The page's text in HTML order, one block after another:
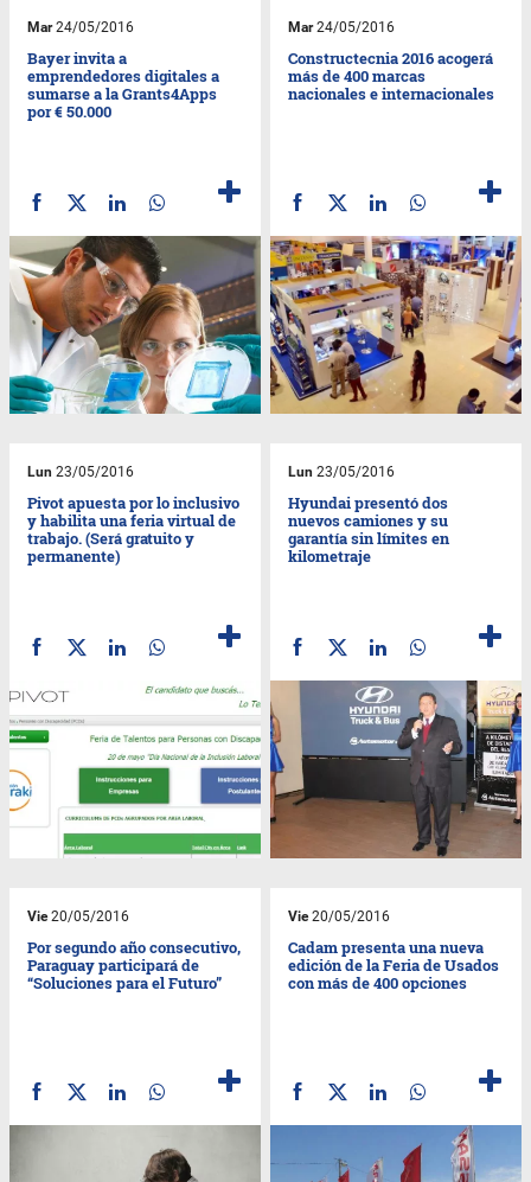
Mar24/05/2016
Bayer invita a
emprendedores digitales a
sumarse a la Grants4Apps
por € 50.000
Mar24/05/2016
Constructecnia 2016 acogerá
más de 400 marcas
nacionales e internacionales
Lun 23/05/2016
Pivot apuesta por lo inclusivo
y habilita una feria virtual de
trabajo. (Será gratuito y
permanente)
Lun 23/05/2016
Hyundai presentó dos
nuevos camiones y su
garantía sin límites en
kilometraje
Vie20/05/2016
Por segundo año consecutivo,
Paraguay participará de
“Soluciones para el Futuro”
Vie20/05/2016
Cadam presenta una nueva
edición de la Feria de Usados
con más de 400 opciones